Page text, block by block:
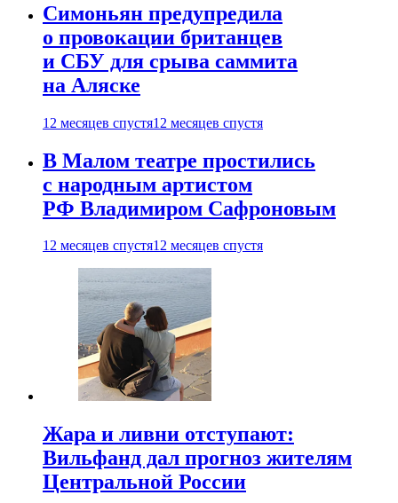
Симоньян предупредила
о провокации британцев
и СБУ для срыва саммита
на Аляске
12 месяцев спустя12 месяцев спустя
В Малом театре простились
с народным артистом
РФ Владимиром Сафроновым
12 месяцев спустя12 месяцев спустя
Жара и ливни отступают:
Вильфанд дал прогноз жителям
Центральной России